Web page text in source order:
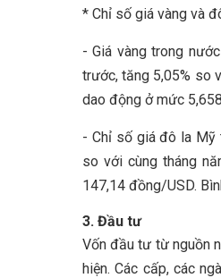
* Chỉ số giá vàng và
- Giá vàng trong
trước, tăng 5,05% so
dao động ở mức
- Chỉ số giá đô la Mỹ
so với cùng tháng
147,14 đồng/USD.
3. Đầu tư
Vốn đầu tư từ nguồn
hiện. Các cấp, các